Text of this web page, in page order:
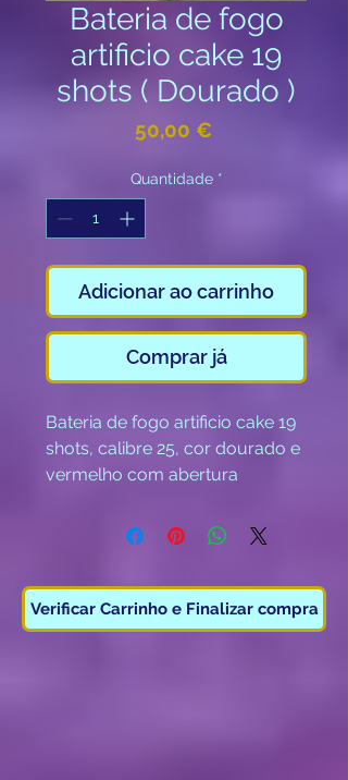
Bateria de fogo
artificio cake 19
shots ( Dourado )
50,00 €
Quantidade *
Adicionar ao carrinho
Comprar já
Bateria de fogo artificio cake 19
shots, calibre 25, cor dourado e
vermelho com abertura
segundos.
Verificar Carrinho e Finalizar compra